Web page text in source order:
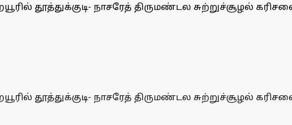
தூத்துக்குடி- நாசரேத் திருமண்டல சுற்றுச்சூழல்
தூத்துக்குடி- நாசரேத் திருமண்டல சுற்றுச்சூழல்